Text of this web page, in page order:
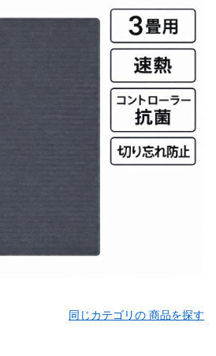
同じカテゴリの 商品を探す